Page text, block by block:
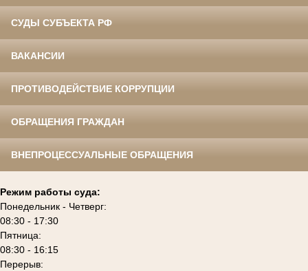
СУДЫ СУБЪЕКТА РФ
ВАКАНСИИ
ПРОТИВОДЕЙСТВИЕ КОРРУПЦИИ
ОБРАЩЕНИЯ ГРАЖДАН
ВНЕПРОЦЕССУАЛЬНЫЕ ОБРАЩЕНИЯ
Режим работы суда:
Понедельник - Четверг:
08:30 - 17:30
Пятница:
08:30 - 16:15
Перерыв: